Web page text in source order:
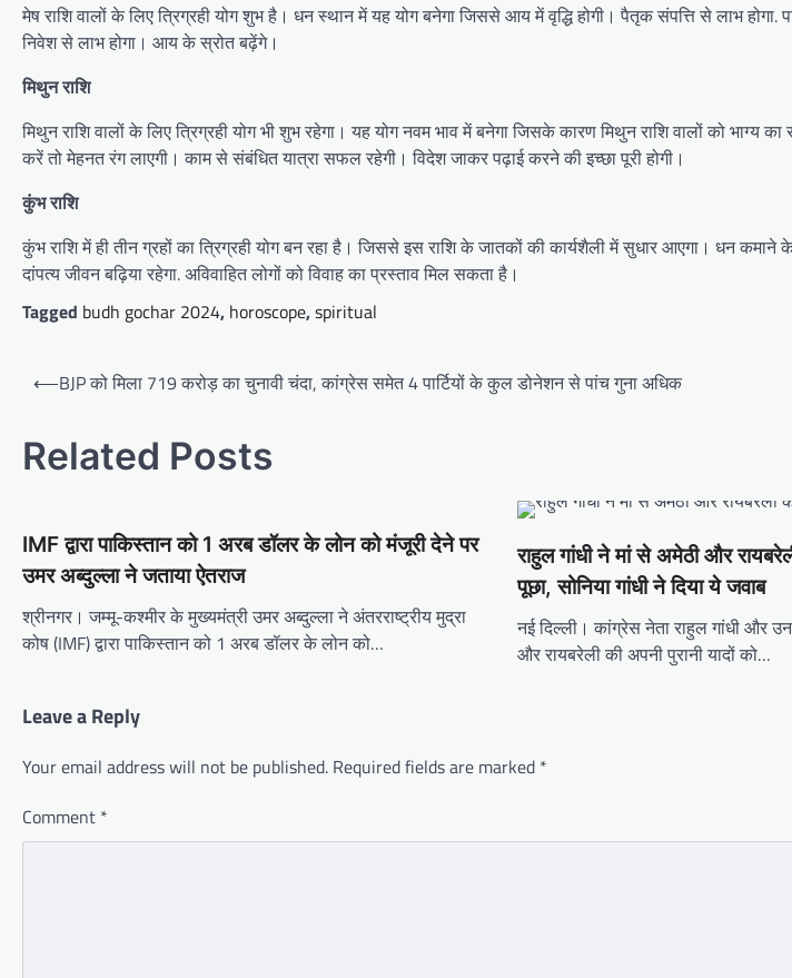
मेष राशि वालों के लिए त्रिग्रही योग शुभ है। धन स्थान में यह योग बनेगा जिससे आय में वृद्धि होगी। पैतृक संपत्ति से लाभ होगा.
निवेश से लाभ होगा। आय के स्रोत बढ़ेंगे।
मिथुन राशि
मिथुन राशि वालों के लिए त्रिग्रही योग भी शुभ रहेगा। यह योग नवम भाव में बनेगा जिसके कारण मिथुन राशि वालों को
करें तो मेहनत रंग लाएगी। काम से संबंधित यात्रा सफल रहेगी। विदेश जाकर पढ़ाई करने की इच्छा पूरी होगी।
कुंभ राशि
कुंभ राशि में ही तीन ग्रहों का त्रिग्रही योग बन रहा है। जिससे इस राशि के जातकों की कार्यशैली में सुधार आएगा। धन
दांपत्य जीवन बढ़िया रहेगा. अविवाहित लोगों को विवाह का प्रस्ताव मिल सकता है।
Tagged budh gochar 2024, horoscope,spiritual
Post
⟵BJP को मिला 719 करोड़ का चुनावी चंदा, कांग्रेस समेत 4 पार्टियों के कुल डोनेशन से पांच गुना अधिक
Related Posts
IMF द्वारा पाकिस्तान को 1 अरब डॉलर के लोन को मंजूरी देने पर
उमर अब्दुल्ला ने जताया ऐतराज
श्रीनगर। जम्मू-कश्मीर के मुख्यमंत्री उमर अब्दुल्ला ने अंतरराष्ट्रीय मुद्रा
कोष (IMF) द्वारा पाकिस्तान को 1 अरब डॉलर के लोन को…
राहुल गांधी ने मां से अमेठी और
पूछा, सोनिया गांधी ने दिया ये जवाब
नई दिल्ली। कांग्रेस नेता राहुल गांधी और
और रायबरेली की अपनी पुरानी यादों को…
Leave a Reply
Your email address will not be published. Required fields are marked *
Comment *